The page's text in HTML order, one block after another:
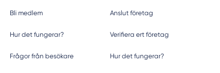
Bli medlem
Hur det fungerar?
Frågor från besökare
Anslut företag
Verifiera ert företag
Hur det fungerar?